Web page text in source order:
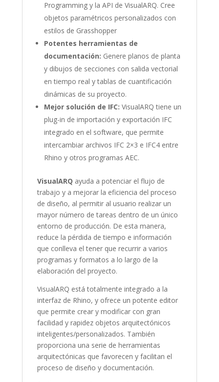
Programming y la API de VisualARQ. Cree
objetos paramétricos personalizados con
estilos de Grasshopper
Potentes herramientas de
documentación: Genere planos de planta
y dibujos de secciones con salida vectorial
en tiempo real y tablas de cuantificación
dinámicas de su proyecto.
Mejor solución de IFC: VisualARQ tiene un
plug-in de importación y exportación IFC
integrado en el software, que permite
intercambiar archivos IFC 2×3 e IFC4 entre
Rhino y otros programas AEC.
VisualARQ ayuda a potenciar el flujo de
trabajo y a mejorar la eficiencia del proceso
de diseño, al permitir al usuario realizar un
mayor número de tareas dentro de un único
entorno de producción. De esta manera,
reduce la pérdida de tiempo e información
que conlleva el tener que recurrir a varios
programas y formatos a lo largo de la
elaboración del proyecto.
VisualARQ está totalmente integrado a la
interfaz de Rhino, y ofrece un potente editor
que permite crear y modificar con gran
facilidad y rapidez objetos arquitectónicos
inteligentes/personalizados. También
proporciona una serie de herramientas
arquitectónicas que favorecen y facilitan el
proceso de diseño y documentación.